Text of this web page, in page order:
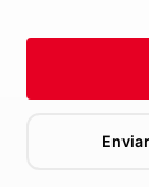
Enviar